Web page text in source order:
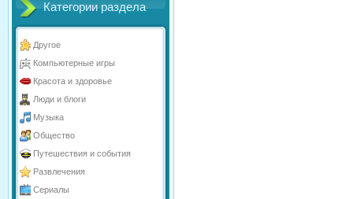
Категории раздела
Другое
Компьютерные игры
Красота и здоровье
Люди и блоги
Музыка
Общество
Путешествия и события
Развлечения
Сериалы